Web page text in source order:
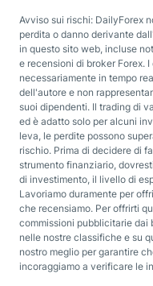
Avviso sui rischi: DailyForex
perdita o danno derivante
in questo sito web, incluse
e recensioni di broker Forex.
necessariamente in tempo
dell'autore e non
suoi dipendenti. Il trading di
ed è adatto solo per alcuni
leva, le perdite possono
rischio. Prima di decidere di
strumento finanziario,
di investimento, il livello di
Lavoriamo duramente per
che recensiamo. Per offrirti
commissioni pubblicitarie dai
nelle nostre classifiche e su
nostro meglio per garantire
incoraggiamo a verificare le